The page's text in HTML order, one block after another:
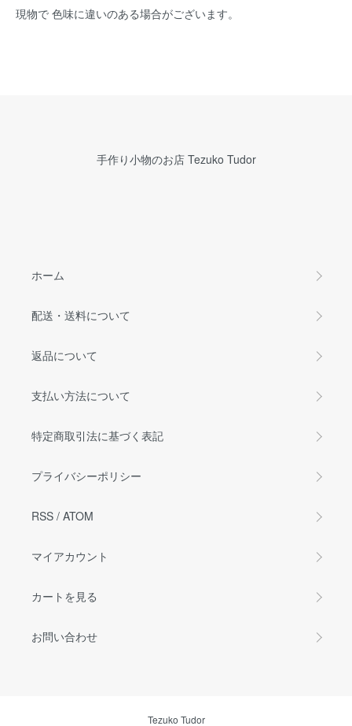
現物で 色味に違いのある場合がございます。
手作り小物のお店 Tezuko Tudor
ホーム
配送・送料について
返品について
支払い方法について
特定商取引法に基づく表記
プライバシーポリシー
RSS / ATOM
マイアカウント
カートを見る
お問い合わせ
Tezuko Tudor